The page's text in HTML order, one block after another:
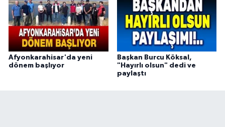
Afyonkarahisar'da yeni
dönem başlıyor
Başkan Burcu Köksal,
"Hayırlı olsun" dedi ve
paylaştı